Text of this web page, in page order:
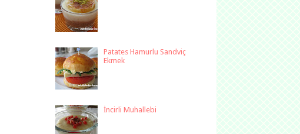
Patates Hamurlu Sandviç
Ekmek
İncirli Muhallebi